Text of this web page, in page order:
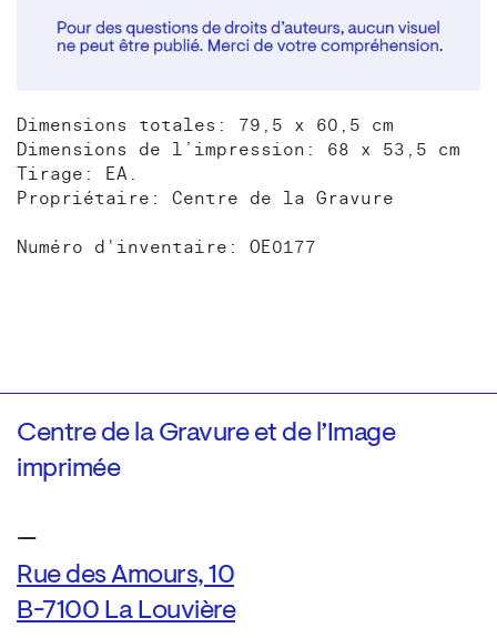
Dimensions totales: 79,5 x 60,5 cm
Dimensions de l’impression: 68 x 53,5 cm
Tirage: EA.
Propriétaire: Centre de la Gravure
Numéro d'inventaire: OE0177
Centre de la Gravure et de l’Image
imprimée
—
Rue des Amours, 10
B-7100 La Louvière